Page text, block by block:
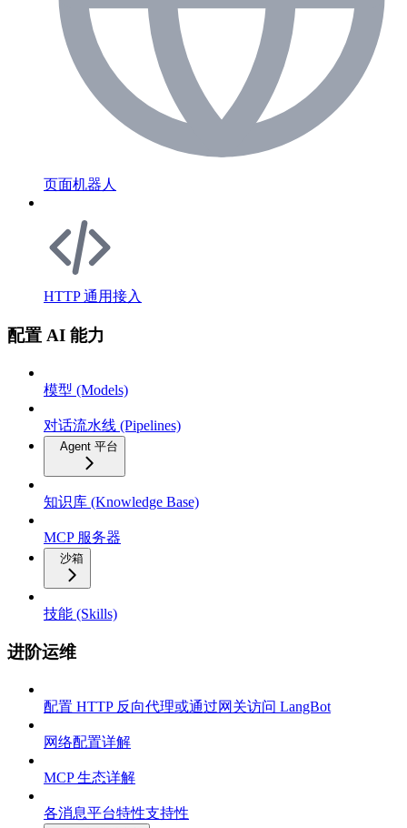
页面机器人
HTTP 通用接入
配置 AI 能力
模型 (Models)
对话流水线 (Pipelines)
Agent 平台
知识库 (Knowledge Base)
MCP 服务器
沙箱
技能 (Skills)
进阶运维
配置 HTTP 反向代理或通过网关访问 LangBot
网络配置详解
MCP 生态详解
各消息平台特性支持性